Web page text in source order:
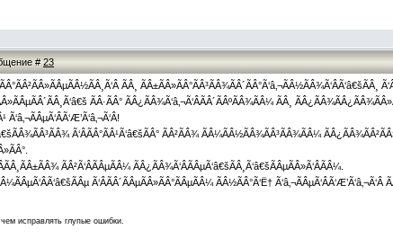
# 23
ÃÂ¸ ÃÂ±ÃÂ»ÃÂ°ÃÂ³ÃÂ¾ÃÂ´ÃÂ°Ã‘â‚¬ÃÂ½ÃÂ¾Ã‘ÂÃ‘â€šÃÂ¸
ÃÂ·ÃÂ° ÃÂ¿ÃÂ¾Ã‘â‚¬Ã‘ÂÃÂ´ÃÂºÃÂ¾ÃÂ¼ ÃÂ¸
Ã‘â‚¬ÃÂµÃ‘ÂÃ‘Æ’Ã‘â‚¬Ã‘Â!
Ã‘ÂÃÂ°ÃÂ¹Ã‘â€šÃÂ° ÃÂ²ÃÂ¾ ÃÂ¼ÃÂ½ÃÂ¾ÃÂ³ÃÂ¾ÃÂ¼
ÃÂ²Ã‘ÂÃÂµÃÂ¼ ÃÂ¿ÃÂ¾Ã‘ÂÃÂµÃ‘â€šÃÂ¸Ã‘â€šÃÂµÃÂ»Ã‘ÂÃÂ¼.
Ã‘ÂÃÂ´ÃÂµÃÂ»ÃÂ°ÃÂµÃÂ¼ ÃÂ½ÃÂ°Ã‘Ë†
исправлять глупые ошибки.